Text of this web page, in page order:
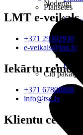
Noderīgi
LMT
Kur
Kā
eSIM
Citi
Planšetes
LMT e-veikals
+371 29302930
e-veikals@lmt.lv
Iekārtu remonts
+371 67808808
info@tsc.lv
Klientu centri